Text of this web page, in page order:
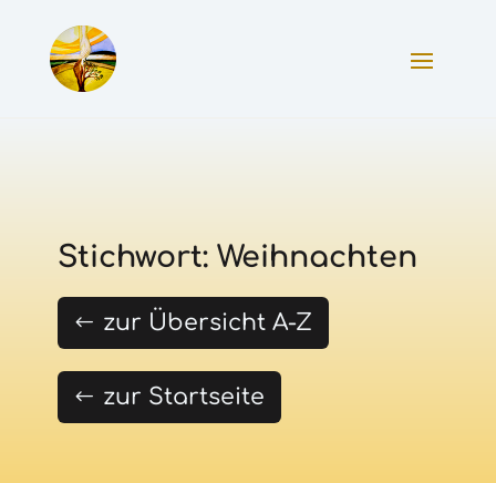
Stichwort: Weihnachten
zur Übersicht A-Z
zur Startseite